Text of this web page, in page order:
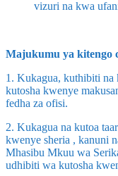
vizuri na kwa
Majukumu ya kitengo
1. Kukagua, kuthibiti na
kutosha kwenye
fedha za ofisi.
2. Kukagua na kutoa
kwenye sheria , kanuni
Mhasibu Mkuu wa
udhibiti wa kutosha